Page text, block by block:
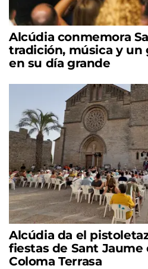
Alcúdia conmemora
tradición, música y un
en su día grande
Alcúdia da el
fiestas de Sant
Coloma Terrasa